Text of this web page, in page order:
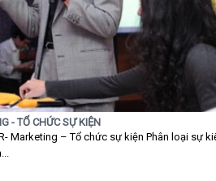
- TỔ CHỨC SỰ KIỆN
Marketing – Tổ chức sự kiện Phân loại sự